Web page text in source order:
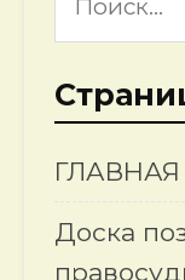
ГЛАВНАЯ
Доска